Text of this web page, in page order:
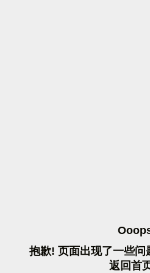
OOOP
抱歉! 页面出现了一些问
返 回首